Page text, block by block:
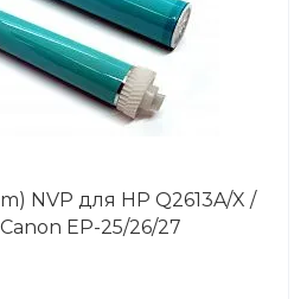
NVP для HP Q2613A/X /
EP-25/26/27